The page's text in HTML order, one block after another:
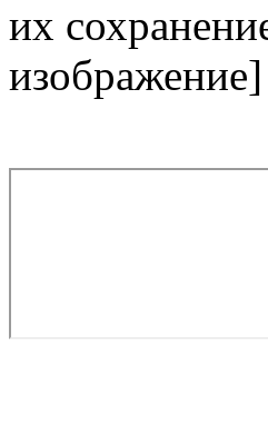
их
изображение]